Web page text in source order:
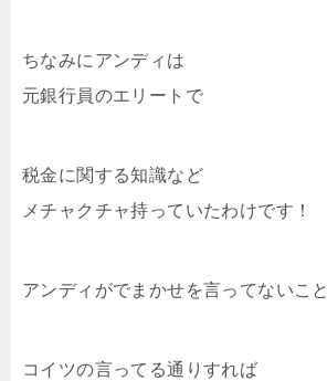
ちなみにアンディは
元銀行員のエリートで
税金に関する知識など
メチャクチャ持っていたわけです！
アンディがでまかせを言ってないこと
コイツの言ってる通りすれば